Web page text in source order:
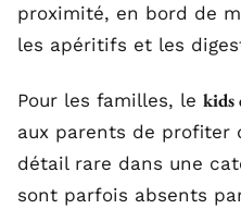
proximité, en bord de
les apéritifs et les
Pour les familles, le kids
aux parents de profiter
détail rare dans une
sont parfois absents